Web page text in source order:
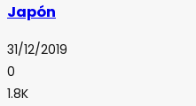
Japón
31/12/2019
0
1.8K